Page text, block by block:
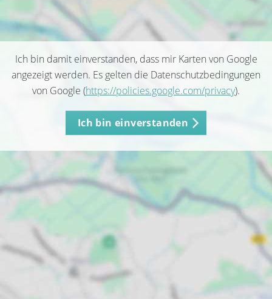
Ich bin damit einverstanden, dass mir Karten von Google
angezeigt werden. Es gelten die Datenschutzbedingungen
von Google (https://policies.google.com/privacy).
Ich bin einverstanden